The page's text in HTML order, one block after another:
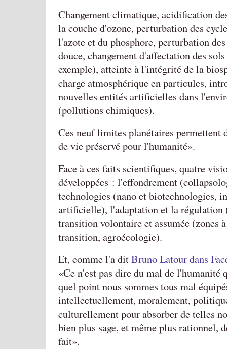
Changement climatique, acidification
la couche d'ozone, perturbation des
l'azote et du phosphore, perturbation
douce, changement d'affectation des
exemple), atteinte à l'intégrité de la
charge atmosphérique en particules,
nouvelles entités artificielles dans
(pollutions chimiques).
Ces neuf limites planétaires permettent
de vie préservé pour l'humanité .
Face à ces faits scientifiques, quatre
développées : l'effondrement
technologies (nano et biotechnologies,
artificielle), l'adaptation et la régulation
transition volontaire et assumée (zones
transition, agroécologie).
Et, comme l'a ditBruno Latour dans
Ce n'est pas dire du mal de l'humanité
quel point nous sommes tous mal
intellectuellement, moralement,
culturellement pour absorber de telles
bien plus sage, et même plus rationnel,
fait .